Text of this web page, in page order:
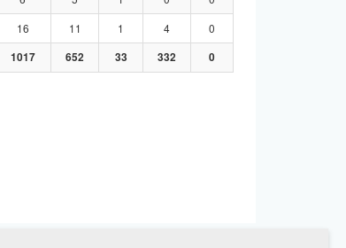
16 11 1 4
0
1017 652 33 332 0